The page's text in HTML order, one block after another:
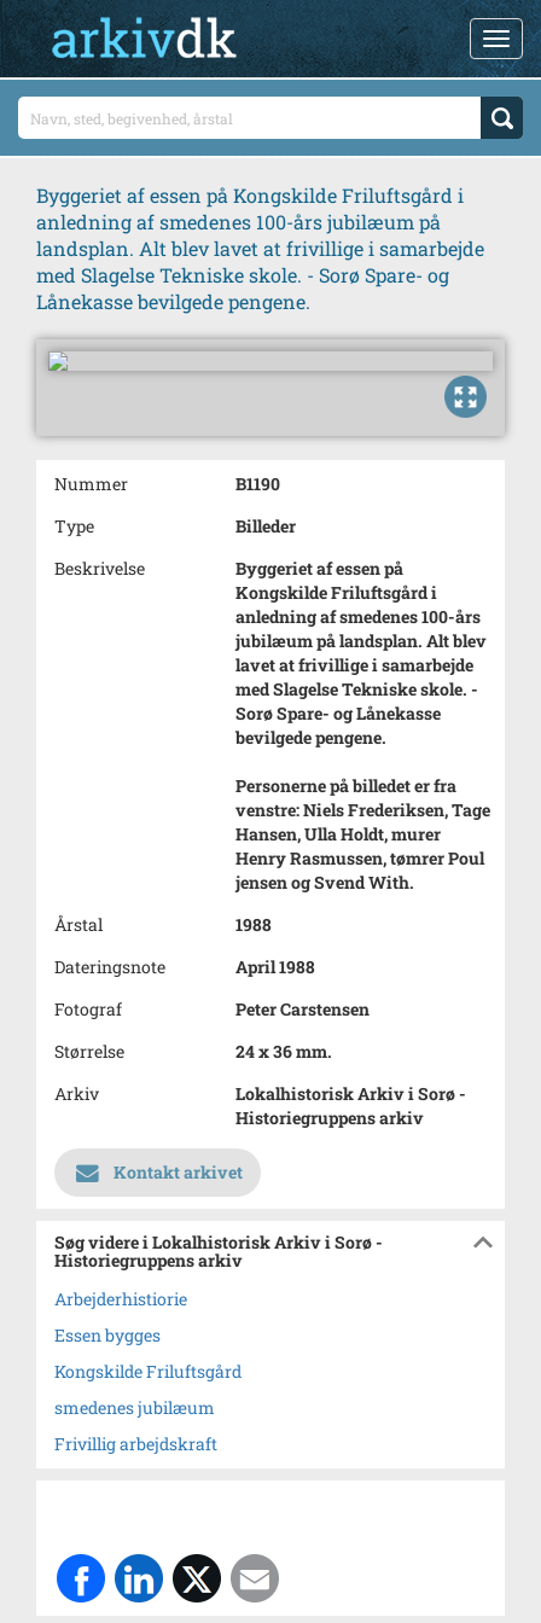
Byggeriet af essen på Kongskilde Friluftsgård i
anledning af smedenes 100-års jubilæum på
landsplan. Alt blev lavet at frivillige i samarbejde
med Slagelse Tekniske skole. - Sorø Spare- og
Lånekasse bevilgede pengene.
Nummer
B1190
Type
Billeder
Beskrivelse
Byggeriet af essen på
Kongskilde Friluftsgård i
anledning af smedenes 100-års
jubilæum på landsplan. Alt blev
lavet at frivillige i samarbejde
med Slagelse Tekniske skole. -
Sorø Spare- og Lånekasse
bevilgede pengene.
Personerne på billedet er fra
venstre: Niels Frederiksen, Tage
Hansen, Ulla Holdt, murer
Henry Rasmussen, tømrer Poul
jensen og Svend With.
Årstal
1988
Dateringsnote
April 1988
Fotograf
Peter Carstensen
Størrelse
24 x 36 mm.
Arkiv
Lokalhistorisk Arkiv i Sorø -
Historiegruppens arkiv
Kontakt arkivet
Søg videre i Lokalhistorisk Arkiv i Sorø -
Historiegruppens arkiv
Arbejderhistiorie
Essen bygges
Kongskilde Friluftsgård
smedenes jubilæum
Frivillig arbejdskraft